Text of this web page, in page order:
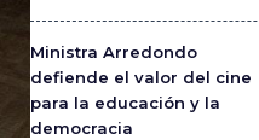
Ministra Arredondo
defiende el valor del cine
para la educación y la
democracia